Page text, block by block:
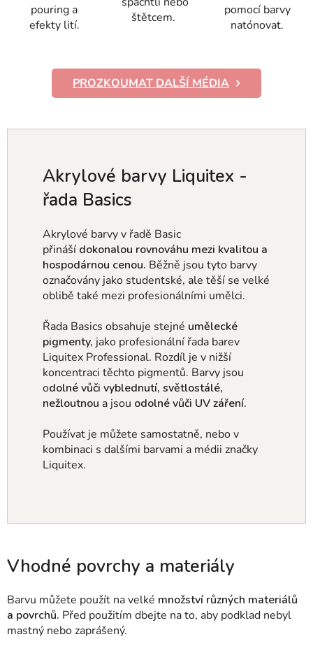
pouring a
efekty lití.
štětcem.
pomocí barvy
natónovat.
PROZKOUMAT DALŠÍ MÉDIA
Akrylové barvy Liquitex -
řada Basics
Akrylové barvy v řadě Basic
přináší dokonalou rovnováhu mezi kvalitou a
hospodárnou cenou. Běžně jsou tyto barvy
označovány jako studentské, ale těší se velké
oblibě také mezi profesionálními umělci.
Řada Basics obsahuje stejné umělecké
pigmenty, jako profesionální řada barev
Liquitex Professional. Rozdíl je v nižší
koncentraci těchto pigmentů. Barvy jsou
odolné vůči vyblednutí, světlostálé,
nežloutnou a jsou odolné vůči UV záření.
Používat je můžete samostatně, nebo v
kombinaci s dalšími barvami a médii značky
Liquitex.
Vhodné povrchy a materiály
Barvu můžete použít na velké množství různých materiálů
a povrchů. Před použitím dbejte na to, aby podklad nebyl
mastný nebo zaprášený.